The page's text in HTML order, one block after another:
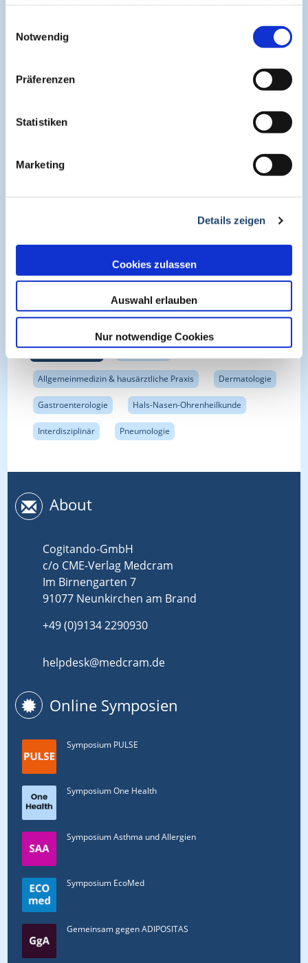
Notwendig
Präferenzen
Statistiken
Marketing
Details zeigen
Cookies zulassen
Auswahl erlauben
Nur notwendige Cookies
Fachbereiche
Fachbereiche: Allergologie
Allgemeinmedizin & hausärztliche Praxis Dermatologie
Gastroenterologie Hals-Nasen-Ohrenheilkunde
Interdisziplinär Pneumologie
About
Cogitando-GmbH
c/o CME-Verlag Medcram
Im Birnengarten 7
91077 Neunkirchen am Brand
+49 (0)9134 2290930
helpdesk@medcram.de
Online Symposien
Symposium PULSE
Symposium One Health
Symposium Asthma und Allergien
Symposium EcoMed
Gemeinsam gegen ADIPOSITAS